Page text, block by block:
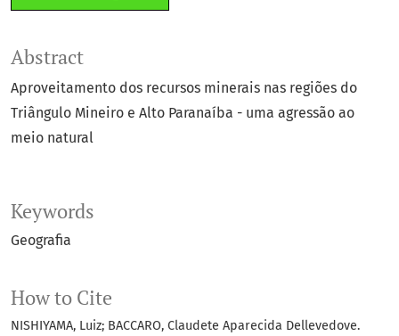
Keywords
Geografia
How to Cite
NISHIYAMA, Luiz; BACCARO, Claudete Aparecida Dellevedove.
Abstract
Aproveitamento dos recursos minerais nas regiões do
Triângulo Mineiro e Alto Paranaíba - uma agressão ao
meio natural